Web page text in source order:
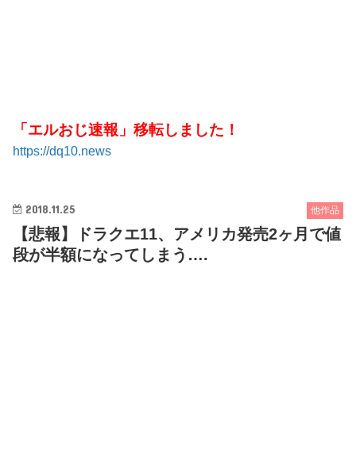
「エルおじ速報」移転しました！
https://dq10.news
他作品
2018.11.25
【悲報】ドラクエ11、アメリカ発売2ヶ月で値
段が半額になってしまう….